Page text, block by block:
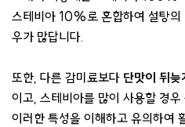
스테비아 10%로 혼합하여 설탕의
우가 많답니다.
또한, 다른 감미료보다 단맛이 뒤늦
이고, 스테비아를 많이 사용할 경우
이러한 특성을 이해하고 유의하여